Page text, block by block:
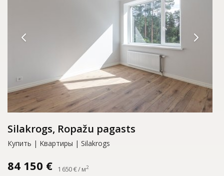
Silakrogs, Ropažu pagasts
Купить | Kвартиры | Silakrogs
84 150 € 1 650 € / м2